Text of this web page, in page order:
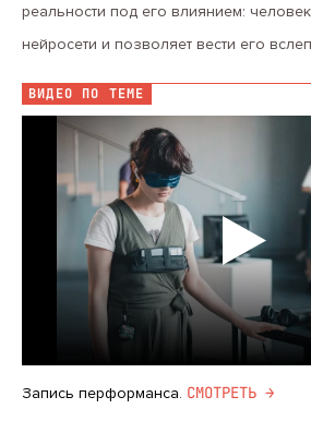
реальности под его влиянием:
нейросети и позволяет вести его
ВИДЕО ПО ТЕМЕ
Запись перформанса. CМОТРЕТЬ →